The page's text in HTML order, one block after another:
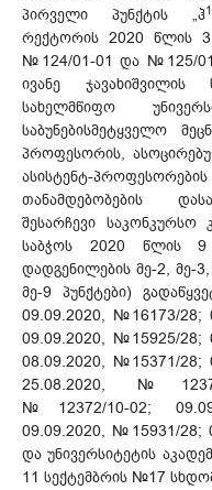
პირველი პუნქტის „ჰ1
რექტორის 2020 წლის
№124/01-01 და №125/
ივანე ჯავახიშვილის
სახელმწიფო
საბუნებისმეტყველო
პროფესორის,
ასისტენტ-
თანამდებობების
შესარჩევი საკონკურსო
საბჭოს 2020 წლის
დადგენილების მე-2, მე-
მე-9 პუნქტები)
09.09.2020, №16173/28;
09.09.2020, №15925/28;
08.09.2020, №15371/28;
25.08.2020,
№12372/10-02;
09.09.2020, №15931/28;
და უნივერსიტეტის
11 სექტემბრის №17